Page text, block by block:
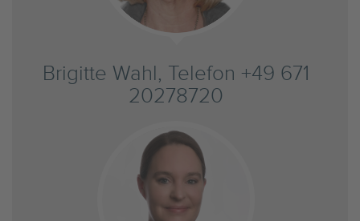
Brigitte Wahl, Telefon +49 671
20278720